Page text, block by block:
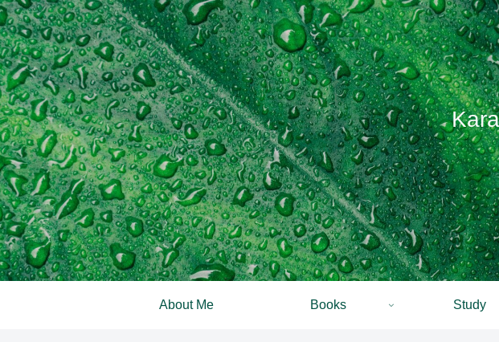
About Me Books Study